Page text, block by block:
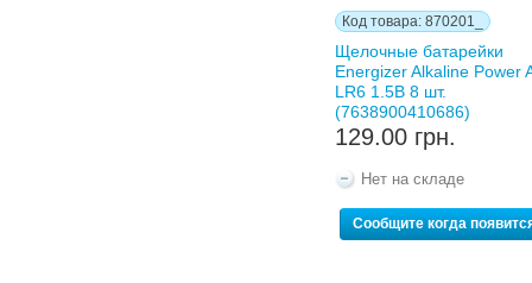
Код товара: 870201_
Щелочные батарейки
Energizer Alkaline Power
LR6 1.5В 8 шт.
(7638900410686)
129.00 грн.
Нет на складе
Сообщите когда